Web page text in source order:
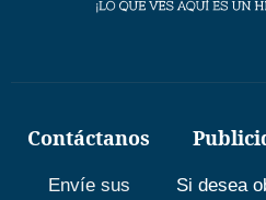
Contáctanos
Envíe sus
Si desea